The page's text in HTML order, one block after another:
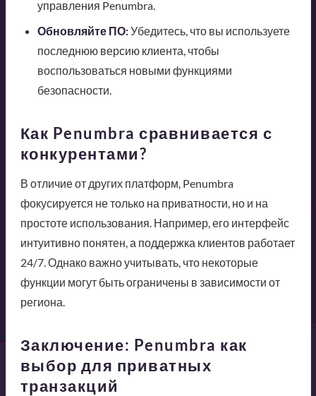
управления Penumbra.
Обновляйте ПО:Убедитесь, что вы используете
последнюю версию клиента, чтобы
воспользоваться новыми функциями
безопасности.
Как Penumbra сравнивается с
конкурентами?
В отличие от других платформ, Penumbra
фокусируется не только на приватности, но и на
простоте использования. Например, его интерфейс
интуитивно понятен, а поддержка клиентов работает
24/7. Однако важно учитывать, что некоторые
функции могут быть ограничены в зависимости от
региона.
Заключение: Penumbra как
выбор для приватных
транзакций